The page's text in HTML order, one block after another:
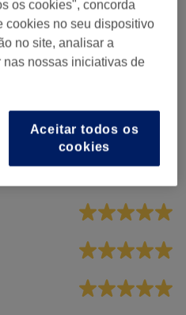
desde € 25
os cookies", concorda
cookies no seu dispositivo
no site, analisar a
nossas iniciativas de
Aceitar todos os
cookies